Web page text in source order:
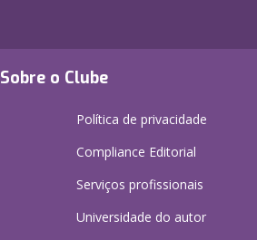
Sobre o Clube
Política de privacidade
Compliance Editorial
Serviços profissionais
Universidade do autor